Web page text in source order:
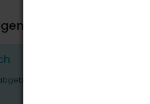
oder Fragen stellen.